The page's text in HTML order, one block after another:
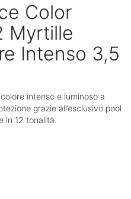
Color
Myrtille
Intenso 3,5
intenso e luminoso a
grazie all’esclusivo pool
in 12 tonalità.